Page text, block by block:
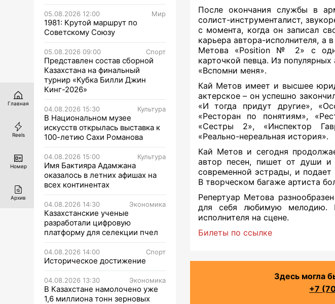
05.08.2026 12:00 Мир
1981: Крутой маршрут по
Советскому Союзу
05.08.2026 09:00 Спорт
Представлен состав сборной
Казахстана на финальный
турнир «Кубка Билли Джин
Кинг-2026»
04.08.2026 15:30 Культура
В Национальном музее
искусств открылась выставка к
100-летию Сахи Романова
04.08.2026 15:00 Культура
Имя Бактияра Адамжана
оказалось в летних афишах на
всех континентах
04.08.2026 14:30 Экономика
Казахстанские ученые
разработали цифровую
платформу для селекции пчел
04.08.2026 14:00 Спорт
Историческое достижение
04.08.2026 13:30 Экономика
В Казахстане намолочено уже
1,6 миллиона тонн зерновых
После окончания службы в
солист-инструменталист,
с момента, когда он записал
карьера автора-исполнителя,
Метова «Position № 2» с
карточкой певца. Из
«Вспомни меня».
Кай Метов имеет и высшее
актерское – он успешно
«И тогда придут другие»,
«Ресторан по понятиям»,
«Сестры 2», «Инспектор
«Реально-нереальная история».
Кай Метов и сегодня
автор песен, пишет от души и
современной эстрады, и
В творческом багаже артиста
Репертуар Метова
для себя любимую мелодию.
исполнителя на сцене.
Билеты по ссылке
Здесь могла
+7
Главная
Reels
Номер
Архив